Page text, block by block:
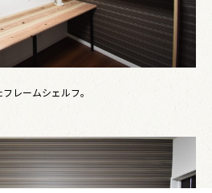
レームシェルフ。